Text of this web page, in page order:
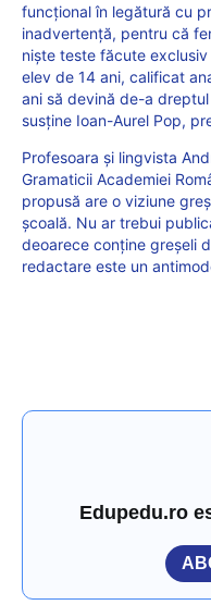
funcțional în legătură cu
inadvertență, pentru că
niște teste făcute
elev de 14 ani, calificat
ani să devină de-a
susține Ioan-Aurel Pop,
Profesoara și lingvista
Gramaticii Academiei
propusă are o viziune
școală. Nu ar trebui
deoarece conține greșeli
redactare este un
Edupedu.ro